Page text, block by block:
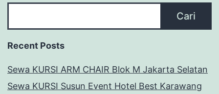
Cari
Recent Posts
Sewa KURSI ARM CHAIR Blok M Jakarta Selatan
Sewa KURSI Susun Event Hotel Best Karawang